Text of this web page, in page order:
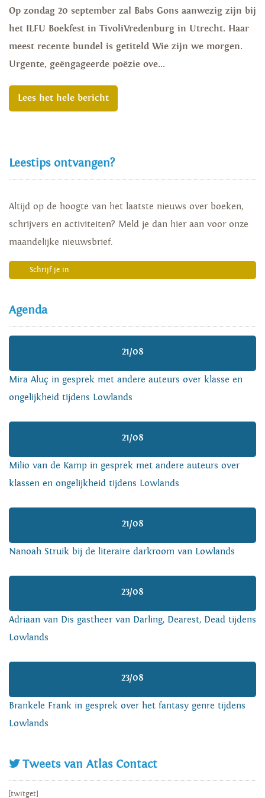
Op zondag 20 september zal Babs Gons aanwezig zijn bij
het ILFU Boekfest in TivoliVredenburg in Utrecht. Haar
meest recente bundel is getiteld Wie zijn we morgen.
Urgente, geëngageerde poëzie ove...
Lees het hele bericht
Leestips ontvangen?
Altijd op de hoogte van het laatste nieuws over boeken,
schrijvers en activiteiten? Meld je dan hier aan voor onze
maandelijke nieuwsbrief.
Schrijf je in
Agenda
21/08
Mira Aluç in gesprek met andere auteurs over klasse en
ongelijkheid tijdens Lowlands
21/08
Milio van de Kamp in gesprek met andere auteurs over
klassen en ongelijkheid tijdens Lowlands
21/08
Nanoah Struik bij de literaire darkroom van Lowlands
23/08
Adriaan van Dis gastheer van Darling, Dearest, Dead tijdens
Lowlands
23/08
Brankele Frank in gesprek over het fantasy genre tijdens
Lowlands
Tweets van Atlas Contact
[twitget]